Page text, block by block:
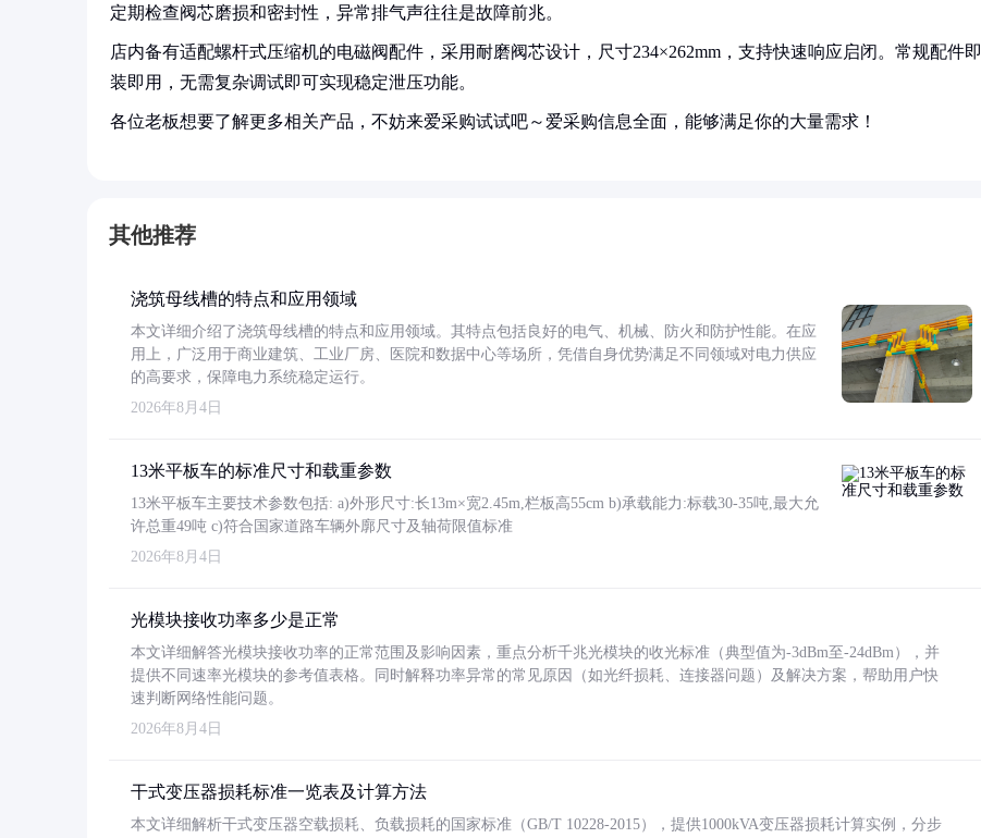
定期检查阀芯磨损和密封性，异常排气声往往是故障前兆。
店内备有适配螺杆式压缩机的电磁阀配件，采用耐磨阀芯设计，尺寸234×262mm，支持快速响应启闭。常规配件即
装即用，无需复杂调试即可实现稳定泄压功能。
各位老板想要了解更多相关产品，不妨来爱采购试试吧～爱采购信息全面，能够满足你的大量需求！
其他推荐
浇筑母线槽的特点和应用领域
本文详细介绍了浇筑母线槽的特点和应用领域。其特点包括良好的电气、机械、防火和防护性能。在应
用上，广泛用于商业建筑、工业厂房、医院和数据中心等场所，凭借自身优势满足不同领域对电力供应
的高要求，保障电力系统稳定运行。
2026年8月4日
13米平板车的标准尺寸和载重参数
13米平板车主要技术参数包括: a)外形尺寸:长13m×宽2.45m,栏板高55cm b)承载能力:标载30-35吨,最大允
许总重49吨 c)符合国家道路车辆外廓尺寸及轴荷限值标准
2026年8月4日
光模块接收功率多少是正常
本文详细解答光模块接收功率的正常范围及影响因素，重点分析千兆光模块的收光标准（典型值为-3dBm至-24dBm），并
提供不同速率光模块的参考值表格。同时解释功率异常的常见原因（如光纤损耗、连接器问题）及解决方案，帮助用户快
速判断网络性能问题。
2026年8月4日
干式变压器损耗标准一览表及计算方法
本文详细解析干式变压器空载损耗、负载损耗的国家标准（GB/T 10228-2015），提供1000kVA变压器损耗计算实例，分步